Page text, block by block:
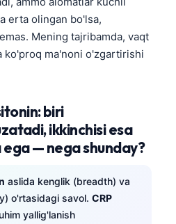
erta olingan bo'lsa,
Mening tajribamda, vaqt
ko'proq ma'noni o'zgartirishi
biri
ikkinchisi esa
— nega shunday?
aslida kenglik (breadth) va
o'rtasidagi savol. CRP
yallig'lanish